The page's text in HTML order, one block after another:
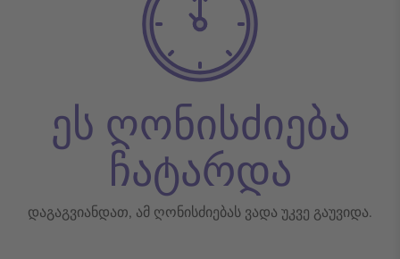
ეს ღონისძიება
ჩატარდა
დაგაგვიანდათ, ამ ღონისძიებას ვადა უკვე გაუვიდა.